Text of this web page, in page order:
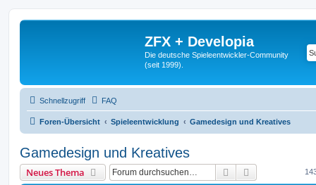
ZFX + Developia
Die deutsche Spieleentwickler-Community
(seit 1999).
Schnellzugriff FAQ
Foren-Übersicht Spieleentwicklung Gamedesign und Kreatives
Gamedesign und Kreatives
Neues Thema Suche Erweiterte